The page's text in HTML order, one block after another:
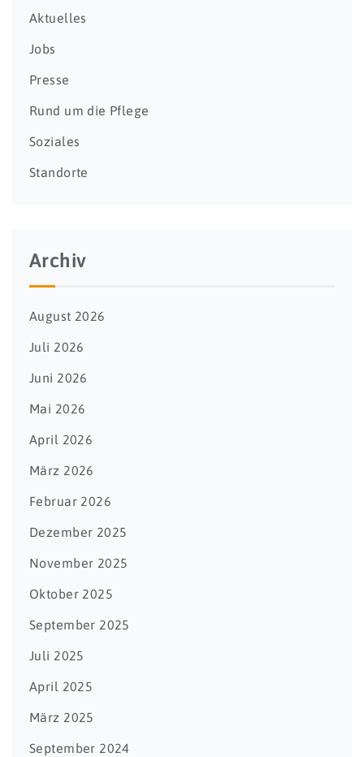
Aktuelles
Jobs
Presse
Rund um die Pflege
Soziales
Standorte
Archiv
August 2026
Juli 2026
Juni 2026
Mai 2026
April 2026
März 2026
Februar 2026
Dezember 2025
November 2025
Oktober 2025
September 2025
Juli 2025
April 2025
März 2025
September 2024